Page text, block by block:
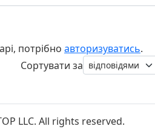
потрібно авторизуватись.
Сортувати за
LLC. All rights reserved.